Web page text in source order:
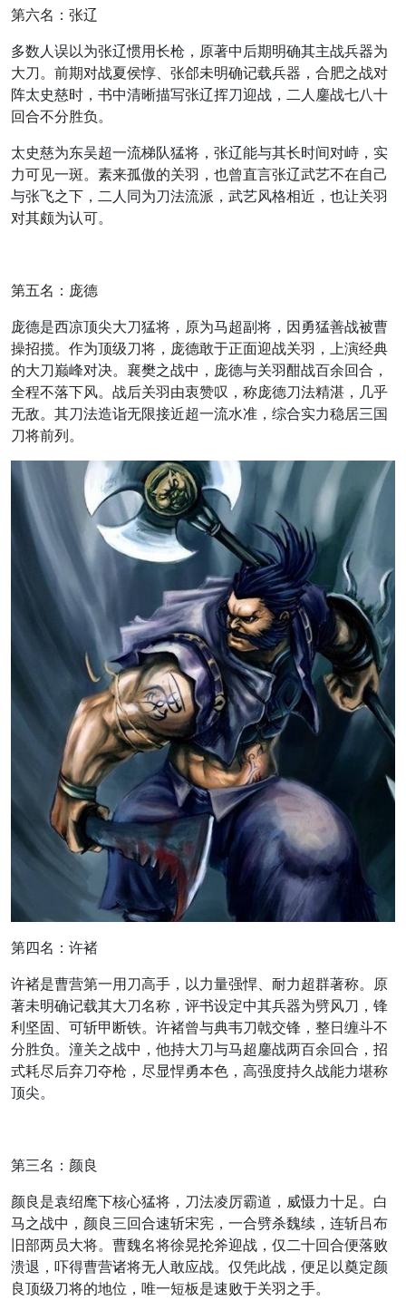
第六名：张辽
多数人误以为张辽惯用长枪，原著中后期明确其主战兵器为
大刀。前期对战夏侯惇、张郃未明确记载兵器，合肥之战对
阵太史慈时，书中清晰描写张辽挥刀迎战，二人鏖战七八十
回合不分胜负。
太史慈为东吴超一流梯队猛将，张辽能与其长时间对峙，实
力可见一斑。素来孤傲的关羽，也曾直言张辽武艺不在自己
与张飞之下，二人同为刀法流派，武艺风格相近，也让关羽
对其颇为认可。
第五名：庞德
庞德是西凉顶尖大刀猛将，原为马超副将，因勇猛善战被曹
操招揽。作为顶级刀将，庞德敢于正面迎战关羽，上演经典
的大刀巅峰对决。襄樊之战中，庞德与关羽酣战百余回合，
全程不落下风。战后关羽由衷赞叹，称庞德刀法精湛，几乎
无敌。其刀法造诣无限接近超一流水准，综合实力稳居三国
刀将前列。
第四名：许褚
许褚是曹营第一用刀高手，以力量强悍、耐力超群著称。原
著未明确记载其大刀名称，评书设定中其兵器为劈风刀，锋
利坚固、可斩甲断铁。许褚曾与典韦刀戟交锋，整日缠斗不
分胜负。潼关之战中，他持大刀与马超鏖战两百余回合，招
式耗尽后弃刀夺枪，尽显悍勇本色，高强度持久战能力堪称
顶尖。
第三名：颜良
颜良是袁绍麾下核心猛将，刀法凌厉霸道，威慑力十足。白
马之战中，颜良三回合速斩宋宪，一合劈杀魏续，连斩吕布
旧部两员大将。曹魏名将徐晃抡斧迎战，仅二十回合便落败
溃退，吓得曹营诸将无人敢应战。仅凭此战，便足以奠定颜
良顶级刀将的地位，唯一短板是速败于关羽之手。